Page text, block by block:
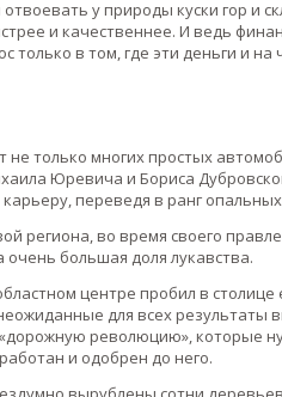
у природы куски гор и
и качественнее. И ведь
в том, где эти деньги и на
не только многих простых
Юревича и Бориса
переведя в ранг
региона, во время своего
большая доля лукавства.
центре пробил в столице
для всех результаты
революцию», которые
и одобрен до него.